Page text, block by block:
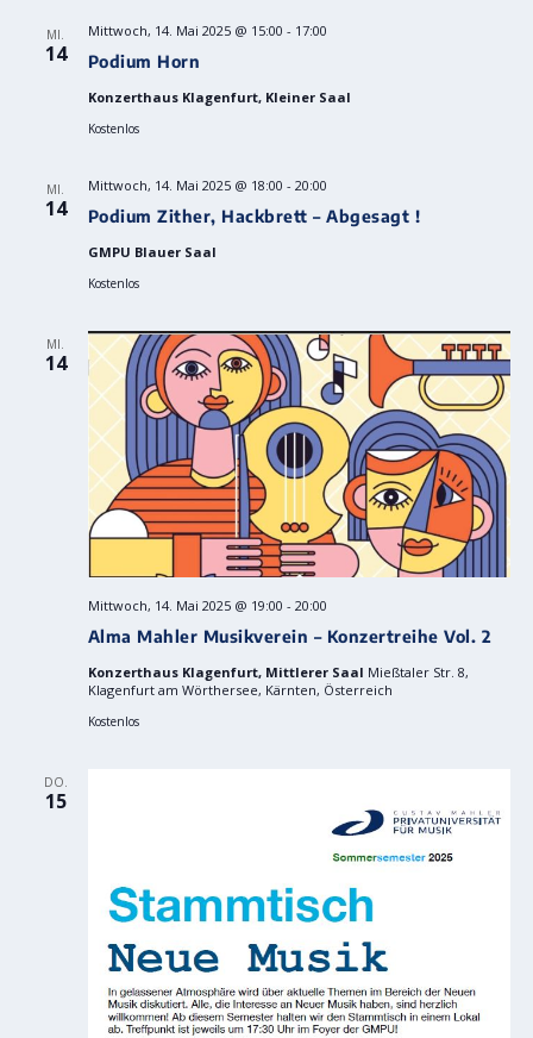
MI.
14 Podium Horn
Mittwoch, 14. Mai 2025 @ 15:00 - 17:00
Konzerthaus Klagenfurt, Kleiner Saal
Kostenlos
MI.
14 Podium Zither, Hackbrett – Abgesagt !
Mittwoch, 14. Mai 2025 @ 18:00 - 20:00
GMPU Blauer Saal
Kostenlos
MI.
14
Alma Mahler Musikverein – Konzertreihe Vol. 2
Mittwoch, 14. Mai 2025 @ 19:00 - 20:00
Konzerthaus Klagenfurt, Mittlerer Saal Mießtaler Str. 8,
Klagenfurt am Wörthersee, Kärnten, Österreich
Kostenlos
DO.
15